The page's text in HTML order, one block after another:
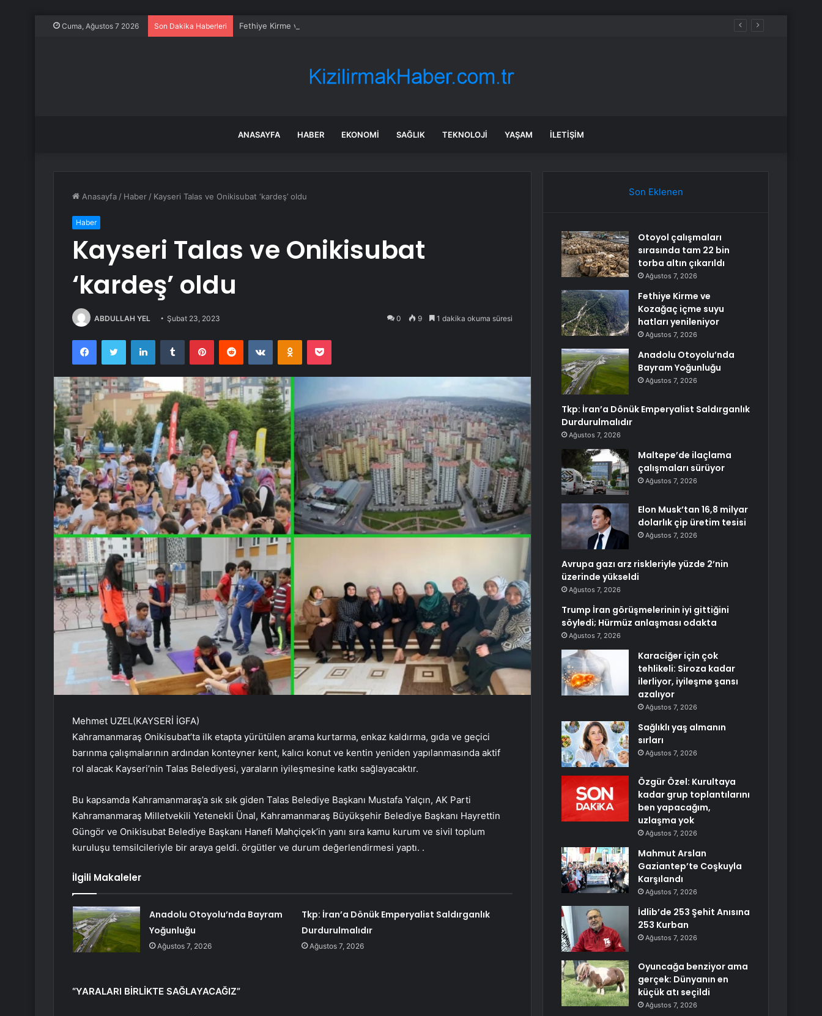
Cuma, Ağustos 7 2026 Son Dakika Haberleri Fethiye Kirme ve Kozağaç içme suyu hatları yenileniyor
ANASAYFA HABER EKONOMI SAĞLIK TEKNOLOJI YAŞAM İLETIŞIM
Anasayfa / Haber / Kayseri Talas ve Onikisubat ‘kardeş’ oldu
Haber
Kayseri Talas ve Onikisubat
‘kardeş’ oldu
ABDULLAH YEL Şubat 23, 2023 0 9 1 dakika okuma süresi
FacebookTwitter LinkedInTumblr PinterestReddit VKontakteOdnoklassniki
Pocket
Mehmet UZEL(KAYSERİ İGFA)
Kahramanmaraş Onikisubat’ta ilk etapta yürütülen arama kurtarma, enkaz kaldırma, gıda ve geçici
barınma çalışmalarının ardından konteyner kent, kalıcı konut ve kentin yeniden yapılanmasında aktif
rol alacak Kayseri’nin Talas Belediyesi, yaraların iyileşmesine katkı sağlayacaktır.
Bu kapsamda Kahramanmaraş’a sık sık giden Talas Belediye Başkanı Mustafa Yalçın, AK Parti
Kahramanmaraş Milletvekili Yetenekli Ünal, Kahramanmaraş Büyükşehir Belediye Başkanı Hayrettin
Güngör ve Onikisubat Belediye Başkanı Hanefi Mahçiçek’in yanı sıra kamu kurum ve sivil toplum
kuruluşu temsilcileriyle bir araya geldi. örgütler ve durum değerlendirmesi yaptı. .
İlgili Makaleler
Anadolu Otoyolu’nda Bayram
Yoğunluğu
Ağustos 7, 2026
Tkp: İran’a Dönük Emperyalist Saldırganlık
Durdurulmalıdır
Ağustos 7, 2026
“YARALARI BİRLİKTE SAĞLAYACAĞIZ”
Son Eklenen
Otoyol çalışmaları
sırasında tam 22 bin
torba altın çıkarıldı
Ağustos 7, 2026
Fethiye Kirme ve
Kozağaç içme suyu
hatları yenileniyor
Ağustos 7, 2026
Anadolu Otoyolu’nda
Bayram Yoğunluğu
Ağustos 7, 2026
Tkp: İran’a Dönük Emperyalist Saldırganlık
Durdurulmalıdır
Ağustos 7, 2026
Maltepe’de ilaçlama
çalışmaları sürüyor
Ağustos 7, 2026
Elon Musk’tan 16,8 milyar
dolarlık çip üretim tesisi
Ağustos 7, 2026
Avrupa gazı arz riskleriyle yüzde 2’nin
üzerinde yükseldi
Ağustos 7, 2026
Trump İran görüşmelerinin iyi gittiğini
söyledi; Hürmüz anlaşması odakta
Ağustos 7, 2026
Karaciğer için çok
tehlikeli: Siroza kadar
ilerliyor, iyileşme şansı
azalıyor
Ağustos 7, 2026
Sağlıklı yaş almanın
sırları
Ağustos 7, 2026
Özgür Özel: Kurultaya
kadar grup toplantılarını
ben yapacağım,
uzlaşma yok
Ağustos 7, 2026
Mahmut Arslan
Gaziantep’te Coşkuyla
Karşılandı
Ağustos 7, 2026
İdlib’de 253 Şehit Anısına
253 Kurban
Ağustos 7, 2026
Oyuncağa benziyor ama
gerçek: Dünyanın en
küçük atı seçildi
Ağustos 7, 2026